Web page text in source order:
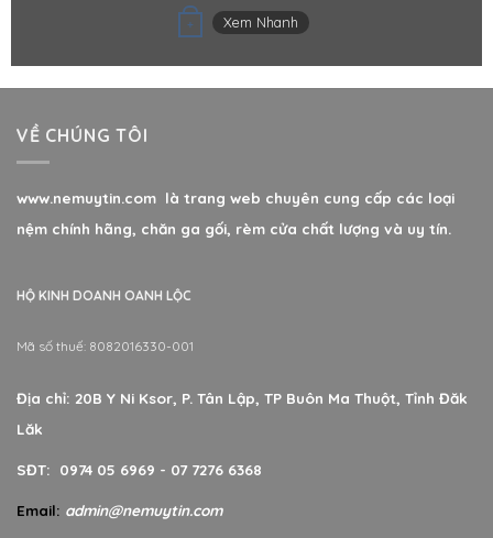
sao
+ Xem Nhanh
VỀ CHÚNG TÔI
www.nemuytin.com là trang web chuyên cung cấp các loại
nệm chính hãng, chăn ga gối, rèm cửa chất lượng và uy tín.
HỘ KINH DOANH OANH LỘC
Mã số thuế: 8082016330-001
Địa chỉ: 20B Y Ni Ksor, P. Tân Lập, TP Buôn Ma Thuột, Tỉnh Đăk
Lăk
SĐT: 0974 05 6969 - 07 7276 6368
Email: admin@nemuytin.com